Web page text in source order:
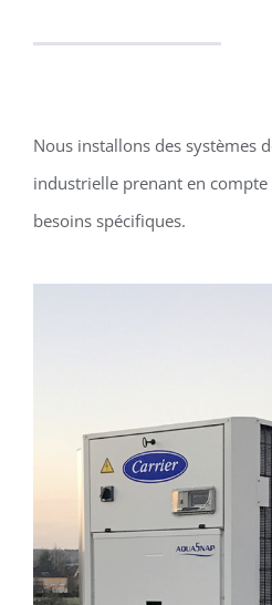
Nous installons des systèmes
industrielle prenant en
besoins spécifiques.